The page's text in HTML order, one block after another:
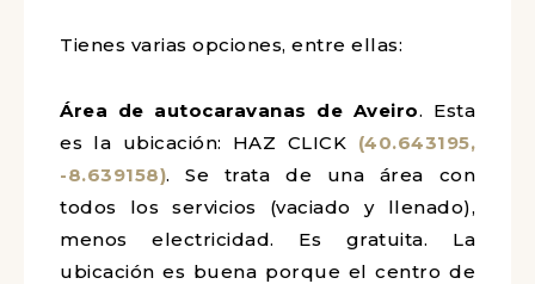
Tienes varias opciones, entre ellas:
Área de autocaravanas de Aveiro. Esta
es la ubicación: HAZ CLICK (40.643195,
-8.639158). Se trata de una área con
todos los servicios (vaciado y llenado),
menos electricidad. Es gratuita. La
ubicación es buena porque el centro de